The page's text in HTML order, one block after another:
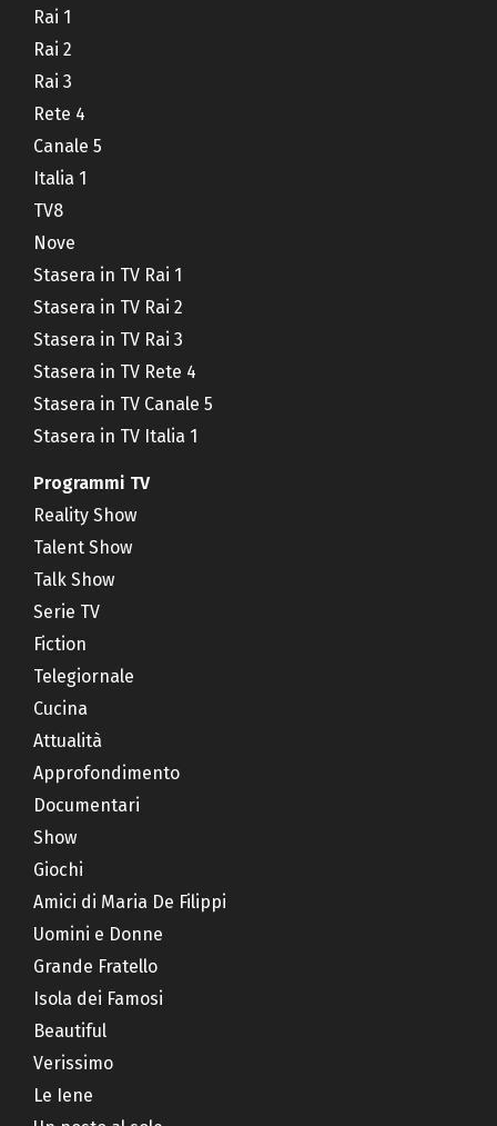
Rai 1
Rai 2
Rai 3
Rete 4
Canale 5
Italia 1
TV8
Nove
Stasera in TV Rai 1
Stasera in TV Rai 2
Stasera in TV Rai 3
Stasera in TV Rete 4
Stasera in TV Canale 5
Stasera in TV Italia 1
Programmi TV
Reality Show
Talent Show
Talk Show
Serie TV
Fiction
Telegiornale
Cucina
Attualità
Approfondimento
Documentari
Show
Giochi
Amici di Maria De Filippi
Uomini e Donne
Grande Fratello
Isola dei Famosi
Beautiful
Verissimo
Le Iene